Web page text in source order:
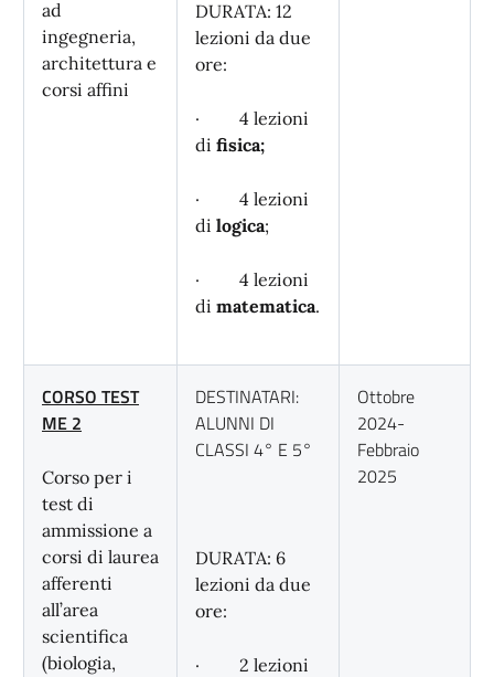
ad
ingegneria,
architettura e
corsi affini
DURATA: 12
lezioni da due
ore:
· 4 lezioni
di fisica;
· 4 lezioni
di logica;
· 4 lezioni
di matematica.
CORSO TEST
ME 2
Corso per i
test di
ammissione a
corsi di laurea
afferenti
all’area
scientifica
(biologia,
DESTINATARI:
ALUNNI DI
CLASSI 4° E 5°
DURATA: 6
lezioni da due
ore:
· 2 lezioni
Ottobre
2024-
Febbraio
2025